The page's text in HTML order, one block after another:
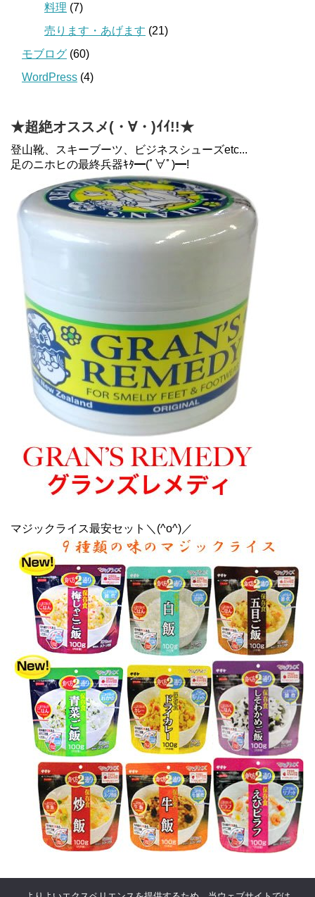
料理 (7)
売ります・あげます (21)
モブログ (60)
WordPress (4)
★超絶オススメ(・∀・)ｲｲ!!★
登山靴、スキーブーツ、ビジネスシューズetc...
足のニホヒの最終兵器ｷﾀ━(ﾟ∀ﾟ)━!
マジックライス最安セット＼(^o^)／